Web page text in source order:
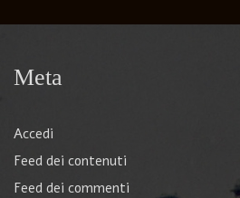
Meta
Accedi
Feed dei contenuti
Feed dei commenti